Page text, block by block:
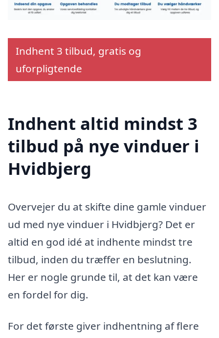
Indhent 3 tilbud, gratis og
uforpligtende
Indhent altid mindst 3
tilbud på nye vinduer i
Hvidbjerg
Overvejer du at skifte dine gamle vinduer
ud med nye vinduer i Hvidbjerg? Det er
altid en god idé at indhente mindst tre
tilbud, inden du træffer en beslutning.
Her er nogle grunde til, at det kan være
en fordel for dig.
For det første giver indhentning af flere